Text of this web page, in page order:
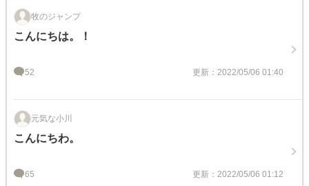
牧のジャンプ
こんにちは。！
52 更新：2022/05/06 01:40
元気な小川
こんにちわ。
65 更新：2022/05/06 01:12